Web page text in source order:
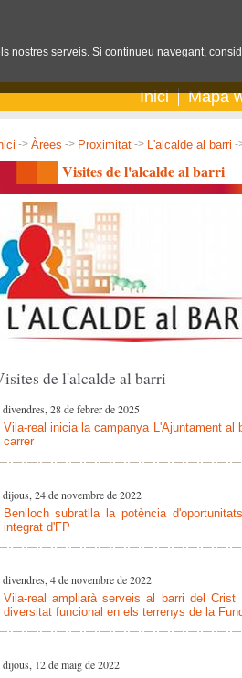
Inici Mapa
-> Àrees -> Proximitat -> L'alcalde al barri -
Visites de l'alcalde al barri
de l'alcalde al barri
divendres, 28 de febrer de 2025
Vila-real inicia la campanya L'Ajuntament
carrer
dijous, 24 de novembre de 2022
Benlloch subratlla la potència
integrat d'FP
divendres, 4 de novembre de 2022
Vila-real ampliarà serveis al barri del
diversitat funcional en els terrenys de la
dijous, 12 de maig de 2022
serveis. Si continueu navegant,